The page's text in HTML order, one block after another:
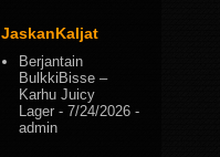
JaskanKaljat
Berjantain
BulkkiBisse –
Karhu Juicy
Lager - 7/24/2026 -
admin